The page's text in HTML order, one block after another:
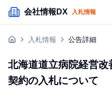
メインコンテンツにスキップ
会社情報DX 入札情報
入札情報
助成金・補助金
入札情報 公告詳細
北海道道立病院経営
契約の入札について